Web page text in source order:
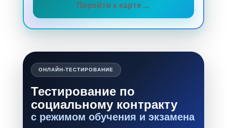
Перейти к карте
ОНЛАЙН-ТЕСТИРОВАНИЕ
Тестирование по
социальному контракту
с режимом обучения и экзамена